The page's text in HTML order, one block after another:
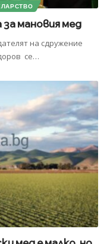
мановия мед
на сдружение
се…